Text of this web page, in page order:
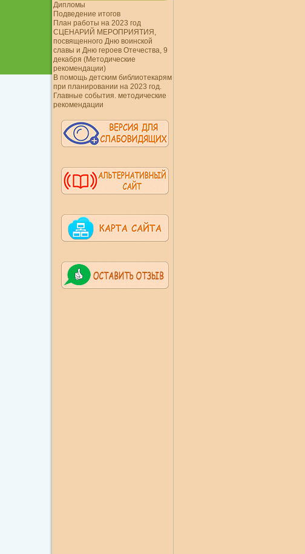
Дипломы
Подведение итогов
План работы на 2023 год
СЦЕНАРИЙ МЕРОПРИЯТИЯ,
посвященного Дню воинской
славы и Дню героев Отечества, 9
декабря (Методические
рекомендации)
В помощь детским библиотекарям
при планировании на 2023 год.
Главные события. методические
рекомендации